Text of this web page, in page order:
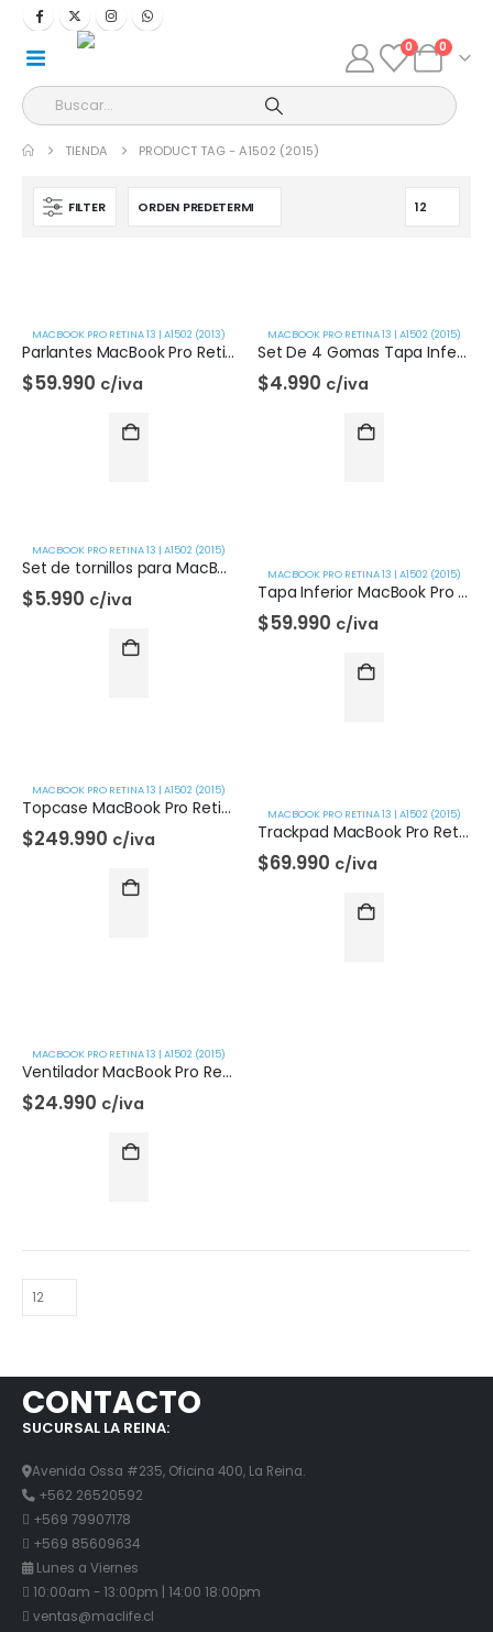
0 0
TIENDA PRODUCT TAG -A1502 (2015)
FILTER
MACBOOK PRO RETINA 13 | A1502 (2013)
Parlantes MacBook Pro Retina 13 | A1502 (2013)
$59.990 c/iva
MACBOOK PRO RETINA 13 | A1502 (2015)
Set De 4 Gomas Tapa Inferior Macbook Pro Retina 13 | A1502 (2015)
$4.990 c/iva
MACBOOK PRO RETINA 13 | A1502 (2015)
Set de tornillos para MacBook Retina 13 | A1502 (2015)
$5.990 c/iva
MACBOOK PRO RETINA 13 | A1502 (2015)
Tapa Inferior MacBook Pro Retina 13 | A1502 (2015)
$59.990 c/iva
MACBOOK PRO RETINA 13 | A1502 (2015)
Topcase MacBook Pro Retina 13 | A1502 (2015)
$249.990 c/iva
MACBOOK PRO RETINA 13 | A1502 (2015)
Trackpad MacBook Pro Retina 13 | A1502 (2015)
$69.990 c/iva
MACBOOK PRO RETINA 13 | A1502 (2015)
Ventilador MacBook Pro Retina 13 | A1502 (2015)
$24.990 c/iva
CONTACTO
SUCURSAL LA REINA:
Avenida Ossa #235, Oficina 400, La Reina.
+562 26520592
+569 79907178
+569 85609634
Lunes a Viernes
10:00am - 13:00pm | 14:00 18:00pm
ventas@maclife.cl